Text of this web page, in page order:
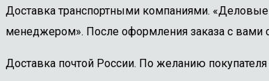
Доставка транспортными компаниями. «Деловые
менеджером». После оформления заказа с вами
Доставка почтой России. По желанию